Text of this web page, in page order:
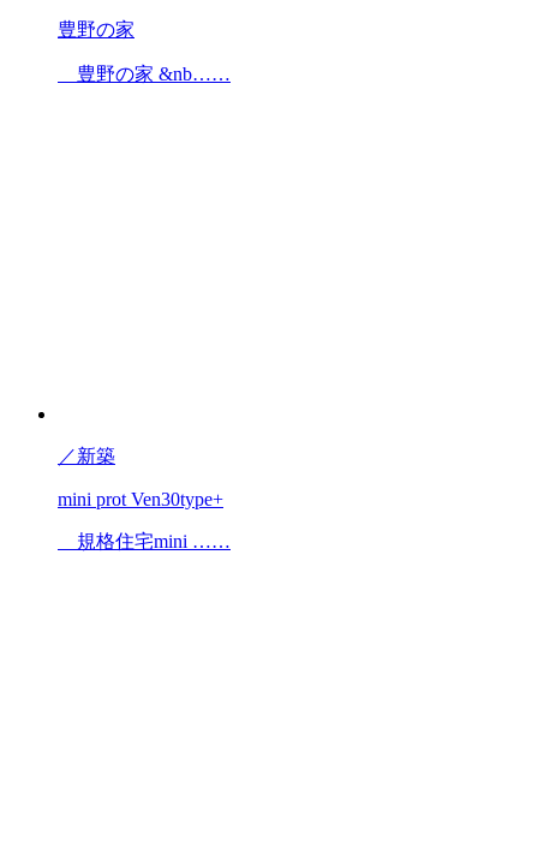
豊野の家
豊野の家 &nb……
／新築
mini prot Ven30type+
規格住宅mini ……